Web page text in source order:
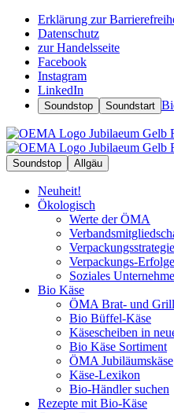
Erklärung zur
Datenschutz
zur Handelsseite
Facebook
Instagram
LinkedIn
Soundstop Soundstart
Soundstop Allgäu
Neuheit!
Ökologisch
Werte der ÖMA
Verpackungs-Erfolge
Soziales
Bio Käse
ÖMA Brat- und
Bio Büffel-Käse
Käsescheiben in
Bio Käse Sortiment
ÖMA Jubiläumskäse
Käse-Lexikon
Bio-Händler suchen
Rezepte mit Bio-Käse